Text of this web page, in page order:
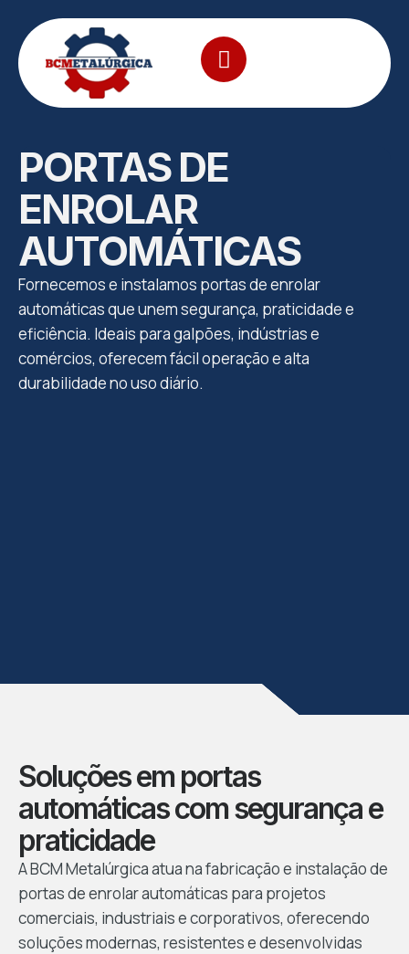
PORTAS DE
ENROLAR
AUTOMÁTICAS
Fornecemos e instalamos portas de enrolar
automáticas que unem segurança, praticidade e
eficiência. Ideais para galpões, indústrias e
comércios, oferecem fácil operação e alta
durabilidade no uso diário.
Soluções em portas
automáticas com segurança e
praticidade
A BCM Metalúrgica atua na fabricação e instalação de
portas de enrolar automáticas para projetos
comerciais, industriais e corporativos, oferecendo
soluções modernas, resistentes e desenvolvidas